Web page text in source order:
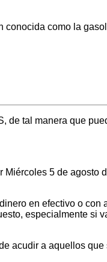
como la
de tal manera que
5 de agosto
en efectivo o
especialmente si
acudir a aquellos